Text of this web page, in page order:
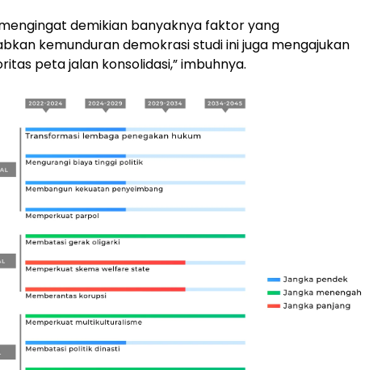
demikian banyaknya faktor yang
kemunduran demokrasi studi ini juga mengajukan
peta jalan konsolidasi,” imbuhnya.